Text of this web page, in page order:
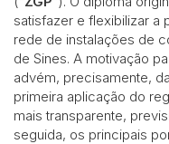
satisfazer e flexibilizar a
rede de instalações de
de Sines. A motivação
advém, precisamente,
primeira aplicação do
mais transparente,
seguida, os principais